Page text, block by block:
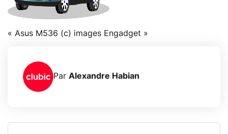
« Asus M536 (c) images Engadget »
Par Alexandre Habian